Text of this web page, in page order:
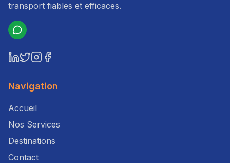
transport fiables et efficaces.
Navigation
Accueil
Nos Services
Destinations
Contact